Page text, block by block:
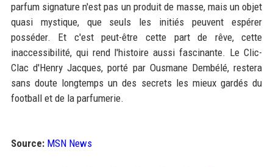
parfum signature n'est pas un produit de masse, mais un objet
quasi mystique, que seuls les initiés peuvent espérer
posséder. Et c'est peut-être cette part de rêve, cette
inaccessibilité, qui rend l'histoire aussi fascinante. Le Clic-
Clac d'Henry Jacques, porté par Ousmane Dembélé, restera
sans doute longtemps un des secrets les mieux gardés du
football et de la parfumerie.
Source: MSN News